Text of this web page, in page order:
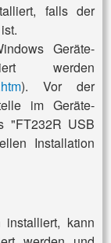
falls der
Geräte-
werden
). Vor der
im Geräte-
"FT232R USB
Installation
installiert, kann